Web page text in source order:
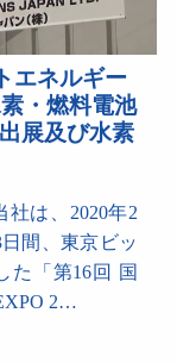
エネルギー
・燃料電池
展及び水素
社は、2020年2
間、東京ビッ
た「第16回 国
2…